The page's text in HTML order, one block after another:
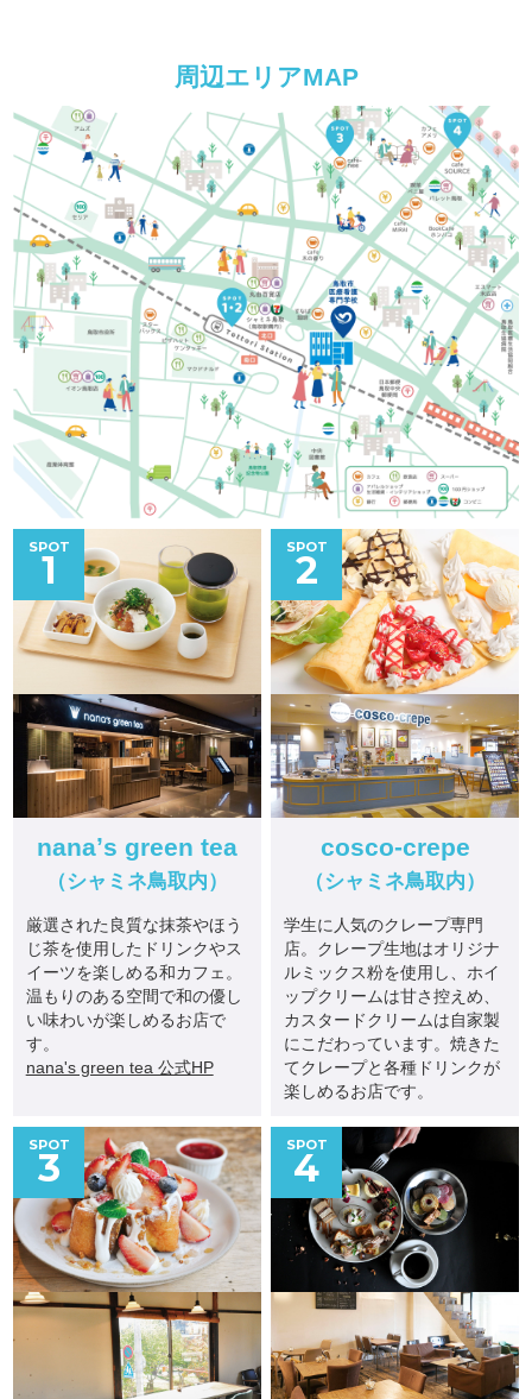
周辺エリアMAP
SPOT
1
nanaʼs green tea
（シャミネ鳥取内）
厳選された良質な抹茶やほう
じ茶を使用したドリンクやス
イーツを楽しめる和カフェ。
温もりのある空間で和の優し
い味わいが楽しめるお店で
す。
nana's green tea 公式HP
SPOT
2
cosco-crepe
（シャミネ鳥取内）
学生に人気のクレープ専門
店。クレープ生地はオリジナ
ルミックス粉を使用し、ホイ
ップクリームは甘さ控えめ、
カスタードクリームは自家製
にこだわっています。焼きた
てクレープと各種ドリンクが
楽しめるお店です。
SPOT
3 SPOT
4